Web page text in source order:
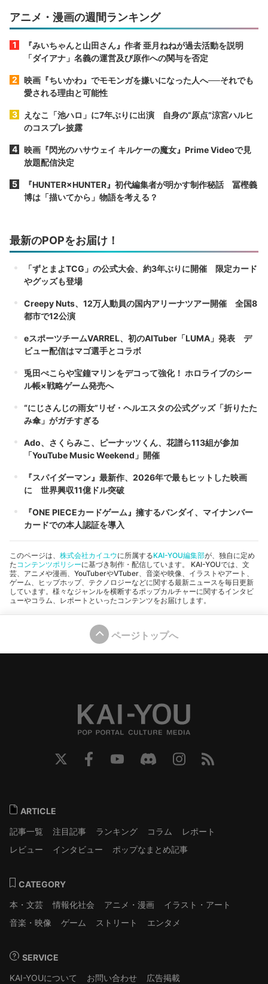
アニメ・漫画の週間ランキング
『みいちゃんと山田さん』作者 亜月ねねが過去活動を説明
「ダイアナ」名義の運営及び原作への関与を否定
映画『ちいかわ』でモモンガを嫌いになった人へ──それでも
愛される理由と可能性
えなこ「池ハロ」に7年ぶりに出演 自身の“原点”涼宮ハルヒ
のコスプレ披露
映画『閃光のハサウェイ キルケーの魔女』Prime Videoで見
放題配信決定
『HUNTER×HUNTER』初代編集者が明かす制作秘話 冨樫義
博は「描いてから」物語を考える？
最新のPOPをお届け！
「ずとまよTCG」の公式大会、約3年ぶりに開催 限定カード
やグッズも登場
Creepy Nuts、12万人動員の国内アリーナツアー開催 全国8
都市で12公演
eスポーツチームVARREL、初のAITuber「LUMA」発表 デ
ビュー配信はマゴ選手とコラボ
兎田ぺこらや宝鐘マリンをデコって強化！ ホロライブのシー
ル帳×戦略ゲーム発売へ
“にじさんじの雨女”リゼ・ヘルエスタの公式グッズ「折りたた
み傘」がガチすぎる
Ado、さくらみこ、ピーナッツくん、花譜ら113組が参加
「YouTube Music Weekend」開催
『スパイダーマン』最新作、2026年で最もヒットした映画
に 世界興収11億ドル突破
『ONE PIECEカードゲーム』擁するバンダイ、マイナンバー
カードでの本人認証を導入
このページは、 株式会社カイユウに所属するKAI-YOU編集部が、独自に定め
た コンテンツポリシーに基づき制作・配信しています。 KAI-YOUでは、文
芸、アニメや漫画、YouTuberやVTuber、音楽や映像、イラストやアート、
ゲーム、ヒップホップ、テクノロジーなどに関する最新ニュースを毎日更新
しています。様々なジャンルを横断するポップカルチャーに関するインタビ
ューやコラム、レポートといったコンテンツをお届けします。
ページトップへ
ARTICLE
記事一覧
注目記事 ランキング コラム
レポート
レビュー
インタビュー ポップなまとめ記事
CATEGORY
本・文芸
情報化社会 アニメ・漫画
イラスト・アート
音楽・映像
ゲーム ストリート エンタメ
SERVICE
KAI-YOUについて
お問い合わせ 広告掲載